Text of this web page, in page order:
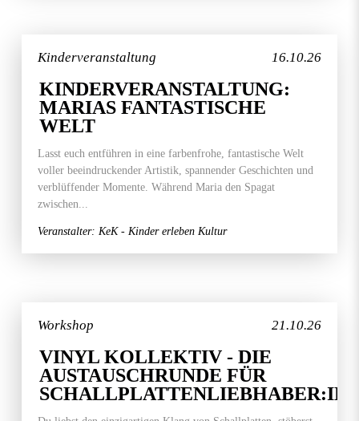
16.10.26
Kinderveranstaltung
KINDERVERANSTALTUNG:
MARIAS FANTASTISCHE
WELT
Lasst euch entführen in eine farbenfrohe, fantastische Welt
voller beeindruckender Artistik, spannender Geschichten und
verblüffender Momente. Während Maria den Spagat
zwischen...
Veranstalter: KeK - Kinder erleben Kultur
21.10.26
Workshop
VINYL KOLLEKTIV - DIE
AUSTAUSCHRUNDE FÜR